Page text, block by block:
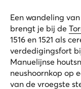
Een wandeling
brengt je bij de
1516 en 1521 als
verdedigingsfort
Manuelijnse
neushoornkop op
van de vroegste